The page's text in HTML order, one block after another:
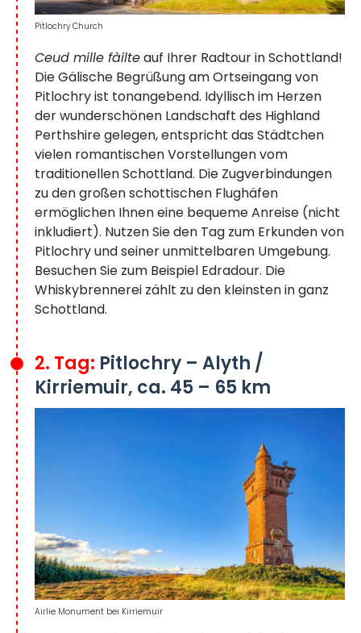
Ceud mille fàilteauf Ihrer Radtour in Schottland!
Die Gälische Begrüßung am Ortseingang von
Pitlochry ist tonangebend. Idyllisch im Herzen
der wunderschönen Landschaft des Highland
Perthshire gelegen, entspricht das Städtchen
vielen romantischen Vorstellungen vom
traditionellen Schottland. Die Zugverbindungen
zu den großen schottischen Flughäfen
ermöglichen Ihnen eine bequeme Anreise (nicht
inkludiert). Nutzen Sie den Tag zum Erkunden von
Pitlochry und seiner unmittelbaren Umgebung.
Besuchen Sie zum Beispiel Edradour. Die
Whiskybrennerei zählt zu den kleinsten in ganz
Schottland.
Pitlochry Church
2. Tag: Pitlochry – Alyth /
Kirriemuir, ca. 45 – 65 km
Airlie Monument bei Kirriemuir